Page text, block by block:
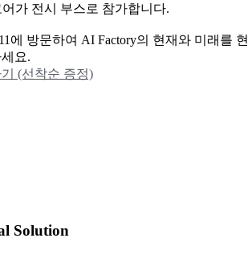
가 전시 부스로 참가합니다.
에 방문하여 AI Factory의 현재와 미래를 현
요.
(선착순 증정)
Solution